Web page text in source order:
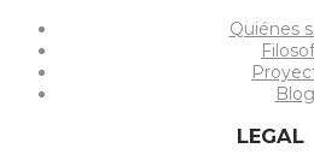
Quiénes
Blog
LEGAL